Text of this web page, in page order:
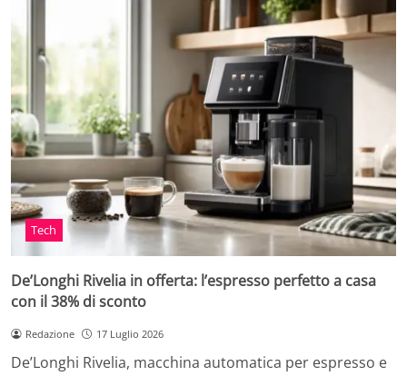
Tech
De’Longhi Rivelia in offerta: l’espresso perfetto a casa
con il 38% di sconto
Redazione 17 Luglio 2026
De’Longhi Rivelia, macchina automatica per espresso e